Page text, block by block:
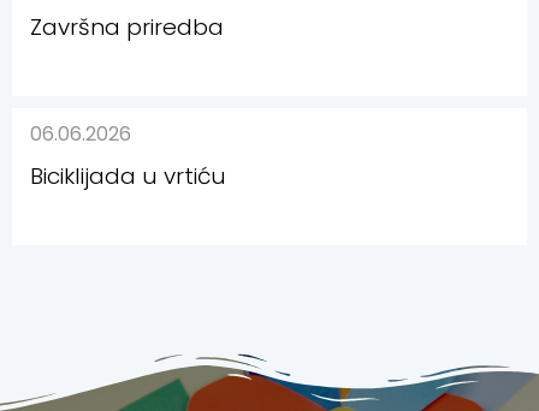
Završna priredba
06.06.2026
Biciklijada u vrtiću